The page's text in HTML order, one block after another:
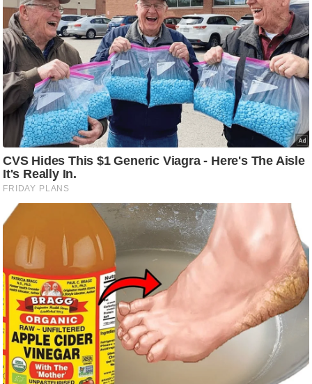
रा
ज
नी
ति
वि
श्ले
ष
ण
स
म
सा
यि
मा
तृ
भू
मि
स्तं
भ